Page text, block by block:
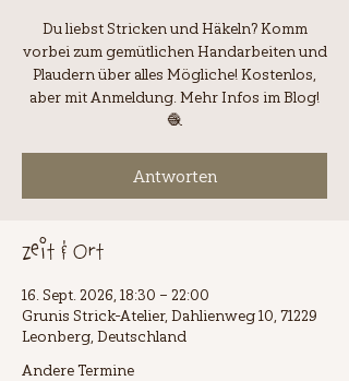
Du liebst Stricken und Häkeln? Komm
vorbei zum gemütlichen Handarbeiten und
Plaudern über alles Mögliche! Kostenlos,
aber mit Anmeldung. Mehr Infos im Blog!
🧶
Antworten
Zeit & Ort
16. Sept. 2026, 18:30 – 22:00
Grunis Strick-Atelier, Dahlienweg 10, 71229
Leonberg, Deutschland
Andere Termine